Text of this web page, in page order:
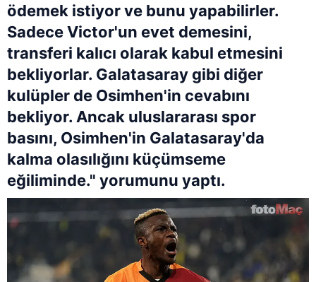
ödemek istiyor ve bunu yapabilirler.
Sadece Victor'un evet demesini,
transferi kalıcı olarak kabul etmesini
bekliyorlar. Galatasaray gibi diğer
kulüpler de Osimhen'in cevabını
bekliyor. Ancak uluslararası spor
basını, Osimhen'in Galatasaray'da
kalma olasılığını küçümseme
eğiliminde." yorumunu yaptı.